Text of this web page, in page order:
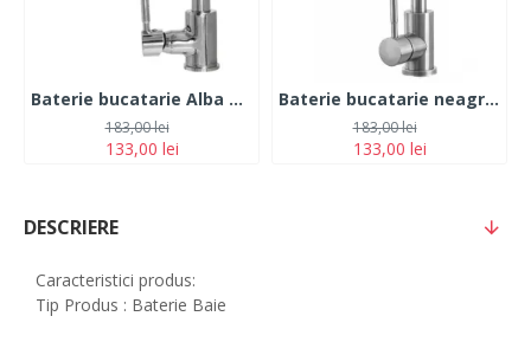
Baterie bucatarie Alba Pipa flexibila Monocomanda Cauciucata, Fleko FZXI-CW451
133,00 lei
183,00 lei
Baterie bucatarie neagra, otel Inoxidabil, pipa flexibila, monocomanda cauciucata, FLEKO FZXI-CD451
133,00 lei
183,00 lei
DESCRIERE
Caracteristici produs:
Tip Produs : Baterie Baie